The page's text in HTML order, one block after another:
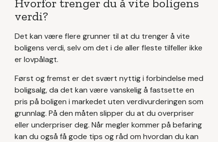
Hvorfor trenger du å vite boligens
verdi?
Det kan være flere grunner til at du trenger å vite
boligens verdi, selv om det i de aller fleste tilfeller ikke
er lovpålagt.
Først og fremst er det svært nyttig i forbindelse med
boligsalg, da det kan være vanskelig å fastsette en
pris på boligen i markedet uten verdivurderingen som
grunnlag. På den måten slipper du at du overpriser
eller underpriser deg. Når megler kommer på befaring
kan du også få gode tips og råd om hvordan du kan